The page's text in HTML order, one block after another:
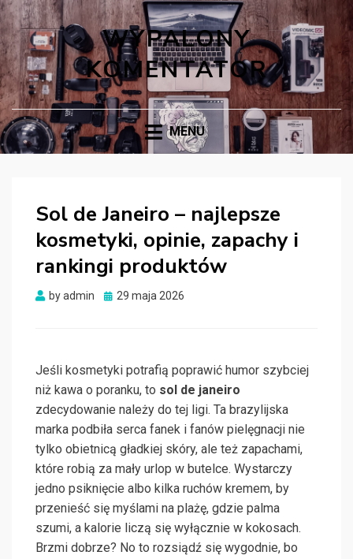
WYPALONY
KOMENTATOR
MENU
Sol de Janeiro – najlepsze
kosmetyki, opinie, zapachy i
rankingi produktów
byadmin
Posted
29 maja 2026
Jeśli kosmetyki potrafią poprawić humor szybciej
niż kawa o poranku, to sol de janeiro
zdecydowanie należy do tej ligi. Ta brazylijska
marka podbiła serca fanek i fanów pielęgnacji nie
tylko obietnicą gładkiej skóry, ale też zapachami,
które robią za mały urlop w butelce. Wystarczy
jedno psiknięcie albo kilka ruchów kremem, by
przenieść się myślami na plażę, gdzie palma
szumi, a kalorie liczą się wyłącznie w kokosach.
Brzmi dobrze? No to rozsiądź się wygodnie, bo